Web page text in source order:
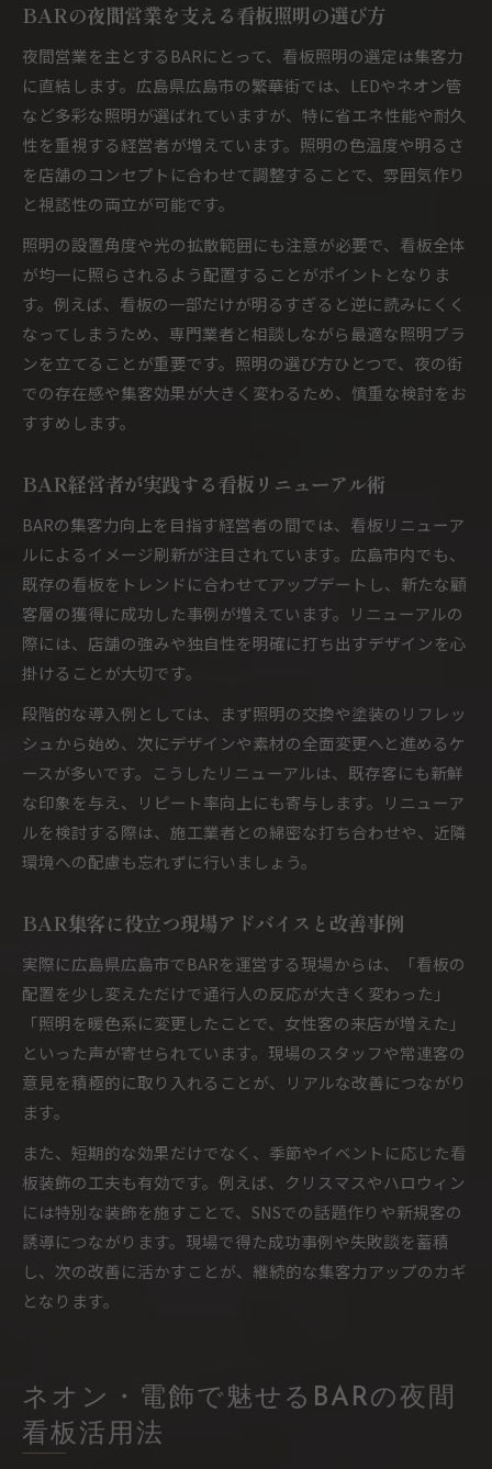
BARの夜間営業を支える看板照明の選び方
夜間営業を主とするBARにとって、看板照明の選定は集客力
に直結します。広島県広島市の繁華街では、LEDやネオン管
など多彩な照明が選ばれていますが、特に省エネ性能や耐久
性を重視する経営者が増えています。照明の色温度や明るさ
を店舗のコンセプトに合わせて調整することで、雰囲気作り
と視認性の両立が可能です。
照明の設置角度や光の拡散範囲にも注意が必要で、看板全体
が均一に照らされるよう配置することがポイントとなりま
す。例えば、看板の一部だけが明るすぎると逆に読みにくく
なってしまうため、専門業者と相談しながら最適な照明プラ
ンを立てることが重要です。照明の選び方ひとつで、夜の街
での存在感や集客効果が大きく変わるため、慎重な検討をお
すすめします。
BAR経営者が実践する看板リニューアル術
BARの集客力向上を目指す経営者の間では、看板リニューア
ルによるイメージ刷新が注目されています。広島市内でも、
既存の看板をトレンドに合わせてアップデートし、新たな顧
客層の獲得に成功した事例が増えています。リニューアルの
際には、店舗の強みや独自性を明確に打ち出すデザインを心
掛けることが大切です。
段階的な導入例としては、まず照明の交換や塗装のリフレッ
シュから始め、次にデザインや素材の全面変更へと進めるケ
ースが多いです。こうしたリニューアルは、既存客にも新鮮
な印象を与え、リピート率向上にも寄与します。リニューア
ルを検討する際は、施工業者との綿密な打ち合わせや、近隣
環境への配慮も忘れずに行いましょう。
BAR集客に役立つ現場アドバイスと改善事例
実際に広島県広島市でBARを運営する現場からは、「看板の
配置を少し変えただけで通行人の反応が大きく変わった」
「照明を暖色系に変更したことで、女性客の来店が増えた」
といった声が寄せられています。現場のスタッフや常連客の
意見を積極的に取り入れることが、リアルな改善につながり
ます。
また、短期的な効果だけでなく、季節やイベントに応じた看
板装飾の工夫も有効です。例えば、クリスマスやハロウィン
には特別な装飾を施すことで、SNSでの話題作りや新規客の
誘導につながります。現場で得た成功事例や失敗談を蓄積
し、次の改善に活かすことが、継続的な集客力アップのカギ
となります。
ネオン・電飾で魅せるBARの夜間
看板活用法